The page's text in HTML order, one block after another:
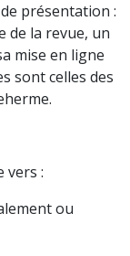
présentation :
de la revue, un
mise en ligne
sont celles des
vers :
ou